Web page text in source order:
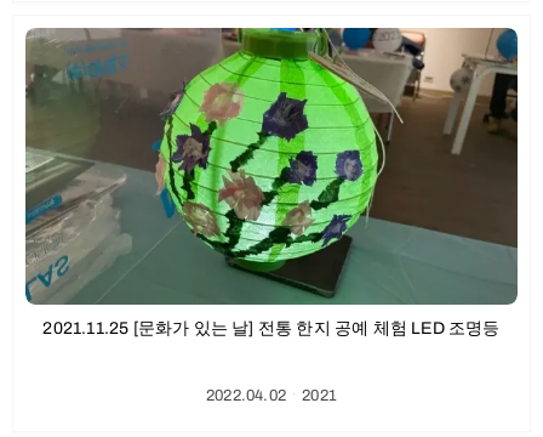
2021.11.25 [문화가 있는 날] 전통 한지 공예 체험 LED 조명등
2022.04.02ㆍ2021